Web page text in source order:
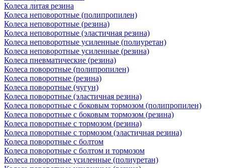
Колеса литая резина
Колеса неповоротные (полипропилен)
Колеса неповоротные (резина)
Колеса неповоротные (эластичная резина)
Колеса неповоротные усиленные (полиуретан)
Колеса неповоротные усиленные (резина)
Колеса пневматические (резина)
Колеса поворотные (полипропилен)
Колеса поворотные (резина)
Колеса поворотные (чугун)
Колеса поворотные (эластичная резина)
Колеса поворотные c боковым тормозом (полипропилен)
Колеса поворотные c боковым тормозом (резина)
Колеса поворотные c тормозом (резина)
Колеса поворотные c тормозом (эластичная резина)
Колеса поворотные с болтом
Колеса поворотные с болтом и тормозом
Колеса поворотные усиленные (полиуретан)